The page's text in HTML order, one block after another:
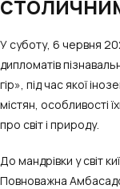
У суботу, 6 червня
дипломатів
гір», під час якої
містян, особливості
про світ і природу.
До мандрівки у світ
Повноважна